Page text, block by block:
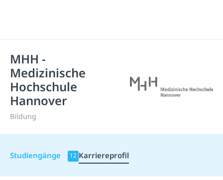
MHH -
Medizinische
Hochschule
Hannover
Bildung
Studiengänge 12 Karriereprofil